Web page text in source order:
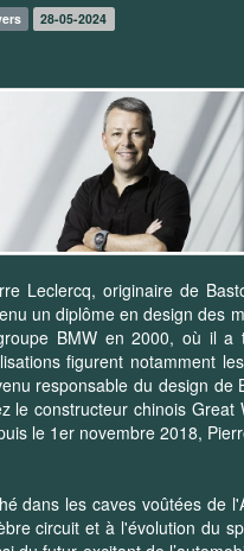
28-05-2024
Leclercq, originaire de
un diplôme en design des
BMW en 2000, où il a
figurent notamment
responsable du design de
le constructeur chinois
le 1er novembre 2018,
dans les caves voûtées de
circuit et à l'évolution du